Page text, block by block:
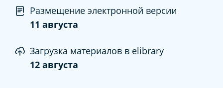
Размещение электронной версии
11 августа
Загрузка материалов в elibrary
12 августа